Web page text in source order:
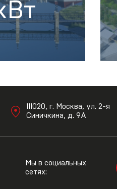
111020, г. Москва, ул. 2-я
Синичкина, д. 9А
Мы в социальных
сетях: